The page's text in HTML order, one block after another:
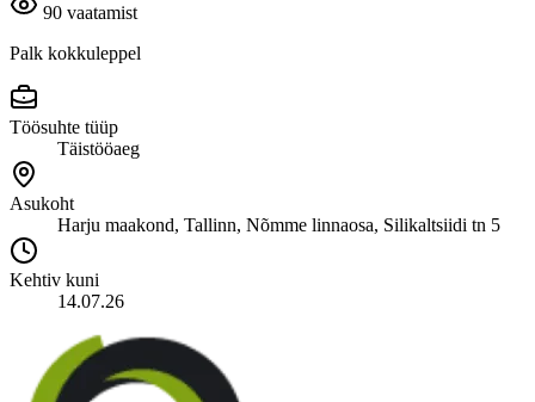
90 vaatamist
Palk kokkuleppel
Töösuhte tüüp
Täistööaeg
Asukoht
Harju maakond, Tallinn, Nõmme linnaosa, Silikaltsiidi tn 5
Kehtiv kuni
14.07.26